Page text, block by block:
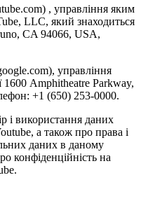
, управління яким
LLC, який знаходиться
CA 94066, USA,
управління
1600 Amphitheatre Parkway,
+1 (650) 253-0000.
і використання даних
а також про права і
даних в даному
конфіденційність на